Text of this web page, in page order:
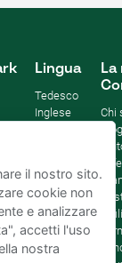
Lingua
Tedesco
Inglese
Olandese
La
Chi
Blog
il nostro sito.
cookie non
e analizzare
accetti l'uso
nostra